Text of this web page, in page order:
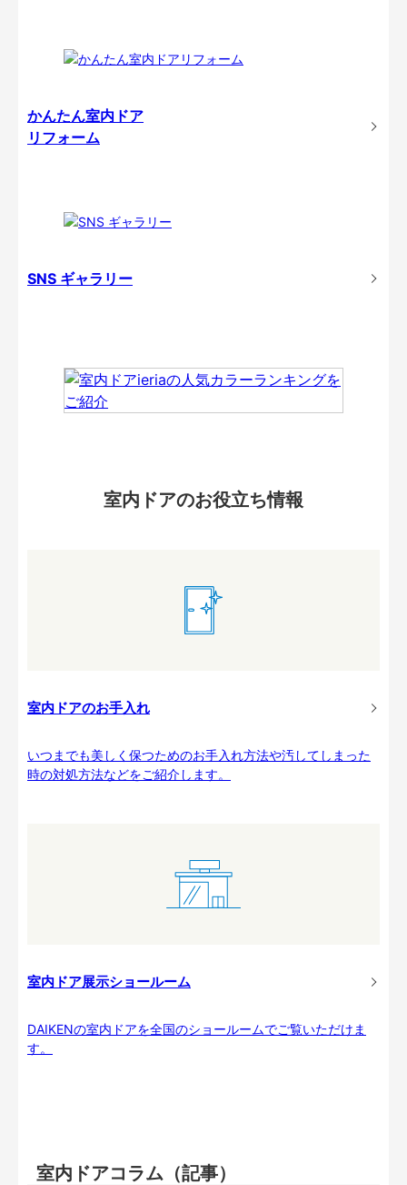
かんたん室内ドア
リフォーム
SNS ギャラリー
室内ドアのお役立ち情報
室内ドアのお手入れ
いつまでも美しく保つためのお手入れ方法や汚してしまった
時の対処方法などをご紹介します。
室内ドア展示ショールーム
DAIKENの室内ドアを全国のショールームでご覧いただけま
す。
室内ドアコラム（記事）